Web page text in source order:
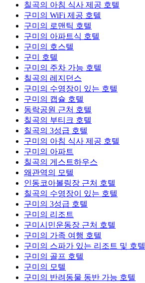
칠곡의 아침 식사 제공 호텔
구미의 WiFi 제공 호텔
구미의 로맨틱 호텔
구미의 아파트식 호텔
구미의 호스텔
구미 호텔
구미의 주차 가능 호텔
칠곡의 레지던스
구미의 수영장이 있는 호텔
구미의 캡슐 호텔
동락공원 근처 호텔
칠곡의 부티크 호텔
칠곡의 3성급 호텔
구미의 아침 식사 제공 호텔
구미의 아파트
칠곡의 게스트하우스
왜관역의 모텔
인동코아볼링장 근처 호텔
칠곡의 수영장이 있는 호텔
구미의 3성급 호텔
구미의 리조트
구미시민운동장 근처 호텔
구미의 가족 여행 호텔
구미의 스파가 있는 리조트 및 호텔
구미의 골프 호텔
구미의 모텔
구미의 반려동물 동반 가능 호텔